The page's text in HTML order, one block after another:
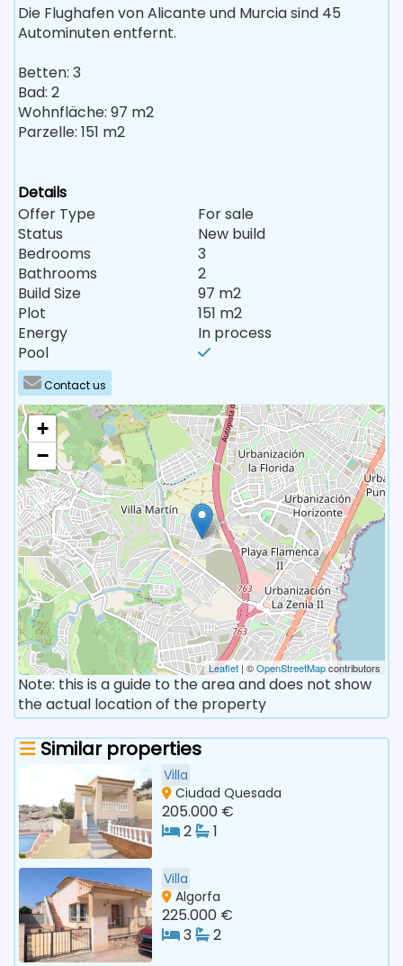
Die Flughafen von Alicante und Murcia sind 45
Autominuten entfernt.
Betten: 3
Bad: 2
Wohnfläche: 97 m2
Parzelle: 151 m2
Details
Offer Type
For sale
Status
New build
Bedrooms
3
Bathrooms
2
Build Size
97 m2
Plot
151 m2
Energy
In process
Pool
Contact us
+
−
Leaflet | ©OpenStreetMapcontributors
Note: this is a guide to the area and does not show
the actual location of the property
Similar properties
Villa
Ciudad Quesada
205.000 €
2
1
Villa
Algorfa
225.000 €
3
2